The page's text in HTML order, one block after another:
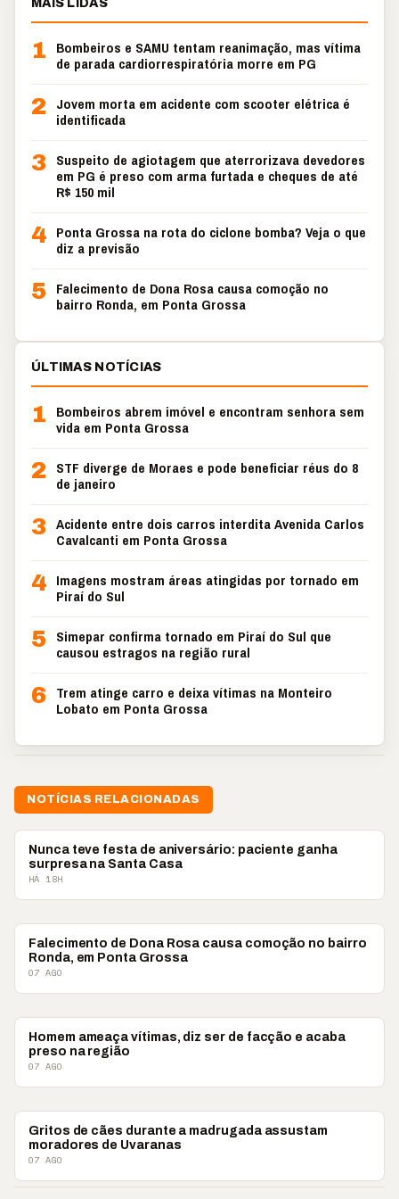
MAIS LIDAS
1
Bombeiros e SAMU tentam reanimação, mas vítima
de parada cardiorrespiratória morre em PG
2
Jovem morta em acidente com scooter elétrica é
identificada
3 Suspeito de agiotagem que aterrorizava devedores
em PG é preso com arma furtada e cheques de até
R$ 150 mil
4 Ponta Grossa na rota do ciclone bomba? Veja o que
diz a previsão
5 Falecimento de Dona Rosa causa comoção no
bairro Ronda, em Ponta Grossa
ÚLTIMAS NOTÍCIAS
1
Bombeiros abrem imóvel e encontram senhora sem
vida em Ponta Grossa
2
STF diverge de Moraes e pode beneficiar réus do 8
de janeiro
3 Acidente entre dois carros interdita Avenida Carlos
Cavalcanti em Ponta Grossa
4 Imagens mostram áreas atingidas por tornado em
Piraí do Sul
5 Simepar confirma tornado em Piraí do Sul que
causou estragos na região rural
6 Trem atinge carro e deixa vítimas na Monteiro
Lobato em Ponta Grossa
NOTÍCIAS RELACIONADAS
PONTA GROSSA
Nunca teve festa de aniversário: paciente ganha
surpresa na Santa Casa
HÁ 18H
PONTA GROSSA
Falecimento de Dona Rosa causa comoção no bairro
Ronda, em Ponta Grossa
07 AGO
PONTA GROSSA
Homem ameaça vítimas, diz ser de facção e acaba
preso na região
07 AGO
PONTA GROSSA
Gritos de cães durante a madrugada assustam
moradores de Uvaranas
07 AGO